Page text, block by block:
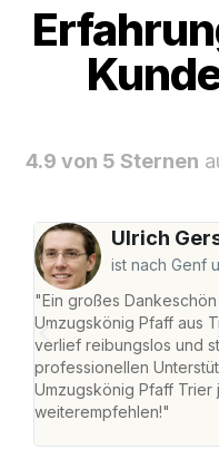
4.9 von 5 Sternen
Ulrich
ist nach Genf
"Ein großes
Umzugskönig Pfaff aus
verlief reibungslos und
professionellen
Umzugskönig Pfaff
weiterempfehlen!"